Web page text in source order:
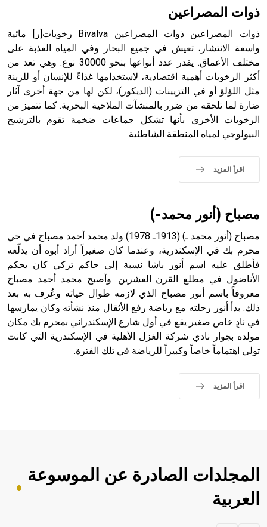
- هل تعلم أن أبجر Abgar اسم معروف جيداً يعود إلى عدد من
الملوك الذين حكموا مدينة إديسا (الرها) من أبجر الأول وحتى
التاسع، وهم ينتسبون إلى أسرة أوسروين
sign تكتب منفصلة غير متصلة، وتعتمد المبدأ الأكوروفوني،
ذوات المصراعين
ذوات المصراعين ذوات المصراعين Bivalva رخويات[ر] مائية
واسعة الانتشار، تعيش في جميع البحار وفي المياه العذبة على
مختلف الأعماق. يقدر عدد أنواعها بنحو 30000 نوع. وهي تعد من
أكثر الرخويات أهمية اقتصادية، لاستخدامها غذاءً للإنسان أو للزينة
مثل اللؤلؤ أو في التزيينات (الديكور)، لكن لها من جهة أخرى آثار
ضارة لما تلحقه من ضرر بالمنشآت الملاحية البحرية. كما تتميز من
الرخويات الأخرى بأنها تشكل جماعات ضخمة تقوم بالترشيح
البيولوجي لمياه المنطقة الشاطئية.
اقرأ المزيد
مصباح (أنور محمد-)
مصباح (أنور محمد ـ) (1913ـ 1978) ولد محمد أحمد مصباح في حي
محرم بك في الإسكندرية، وعندما كان صغيراً أراد أبوه أن يدلّعه
فأطلق عليه اسم أنور باشا نسبة إلى حاكم تركي كان يحكم
الأناضول في مطلع القرن العشرين. وأصبح محمد أحمد مصباح
معروفاً باسم أنور مصباح الذي لازمه طوال حياته وعُرف به بعد
ذلك. بدأ أنور رحلته مع رياضة رفع الأثقال منذ نشأته وكان يمارسها
في نادٍ خاص صغير يقع في أول شارع الإسكندراني بمحرم بك مكان
مولده بجوار نادي شركة الغزل الأهلية في الإسكندرية التي كانت
تولي اهتماماً خاصاً وكبيراً للرياضة في تلك الفترة.
اقرأ المزيد
المجلدات الصادرة عن الموسوعة
العربية